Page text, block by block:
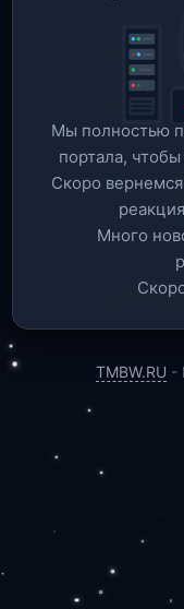
Мы полностью
портала,
Скоро
Много
TMBW.RU -